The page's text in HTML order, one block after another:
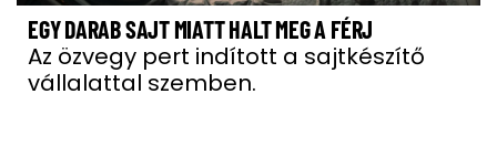
EGY DARAB SAJT MIATT HALT MEG A FÉRJ
Az özvegy pert indított a sajtkészítő
vállalattal szemben.